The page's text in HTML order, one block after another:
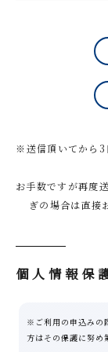
※送信頂いてから3
お手数ですが再度
ぎの場合は直接
個人情報保
※ご利用の申込みの
方はその保護に努め